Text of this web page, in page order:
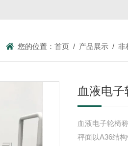
您的位置：首页 / 产品展示 /非
血液电
血液电子轮椅
秤面以A36结